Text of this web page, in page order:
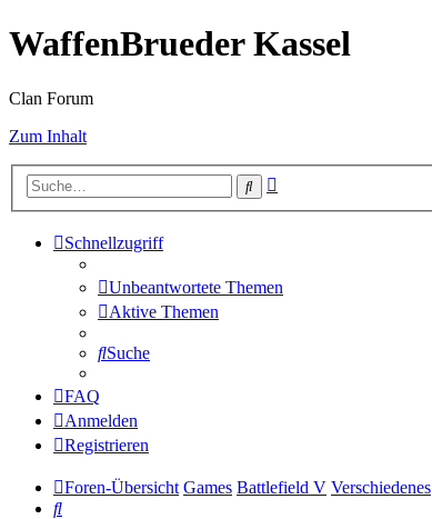
WaffenBrueder Kassel
Clan Forum
Zum Inhalt
Suche
Schnellzugriff
Unbeantwortete Themen
Aktive Themen
Suche
FAQ
Anmelden
Registrieren
Foren-Übersicht Games Battlefield V Verschiedenes
Suche